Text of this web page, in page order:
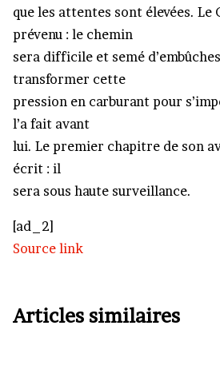
que les attentes sont élevées. Le
prévenu : le chemin
sera difficile et semé
transformer cette
pression en carburant pour
l’a fait avant
lui. Le premier chapitre de son
écrit : il
sera sous haute surveillance.
[ad_2]
Source link
Articles similaires